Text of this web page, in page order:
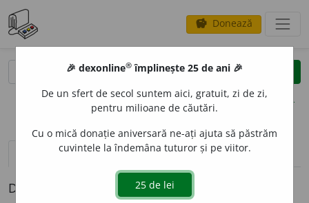
savings Donează
clear
opțiuni
definiții (1) pronunțievolume_up (50)
Definiția cu ID-ul 878708:
🎉 dexonline® împlinește 25 de ani 🎉
De un sfert de secol suntem aici, gratuit, zi de zi,
pentru milioane de căutări.
Cu o mică donație aniversară ne-ați ajuta să păstrăm
cuvintele la îndemâna tuturor și pe viitor.